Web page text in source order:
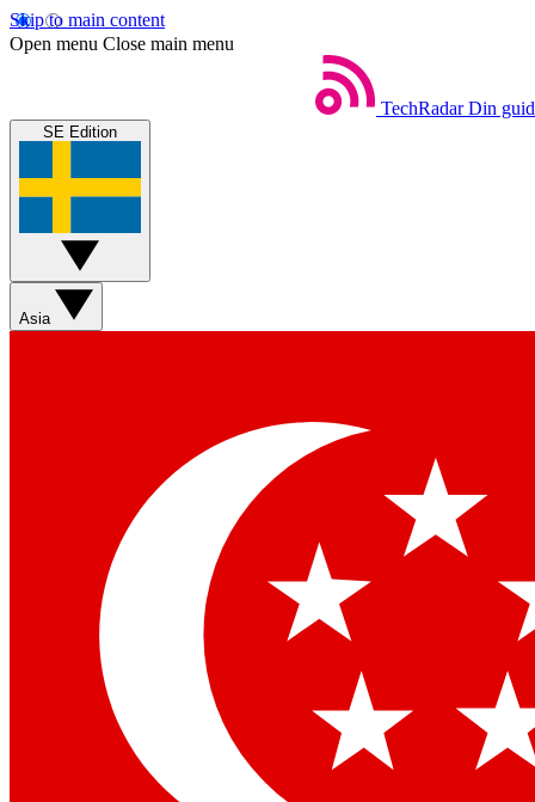
Skip to main content
Open menu Close main menu
TechRadar Din
SE Edition
Asia